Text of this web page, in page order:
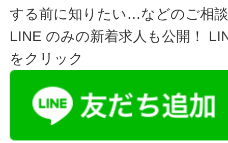
する前に知りたい…などのご相
LINE のみの新着求人も公開！
をクリック